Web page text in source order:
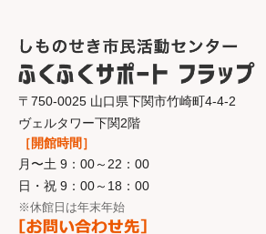
〒750-0025 山口県下関市竹崎町4-4-2
ヴェルタワー下関2階
［開館時間］
月〜土 9：00～22：00
日・祝 9：00～18：00
※休館日は年末年始